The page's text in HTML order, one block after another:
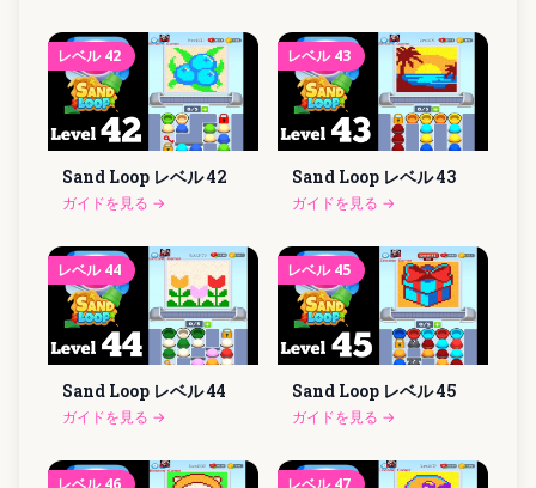
レベル 42
Sand Loop レベル42
ガイドを見る →
レベル 43
Sand Loop レベル43
ガイドを見る →
レベル 44
Sand Loop レベル44
ガイドを見る →
レベル 45
Sand Loop レベル45
ガイドを見る →
レベル 46 レベル 47